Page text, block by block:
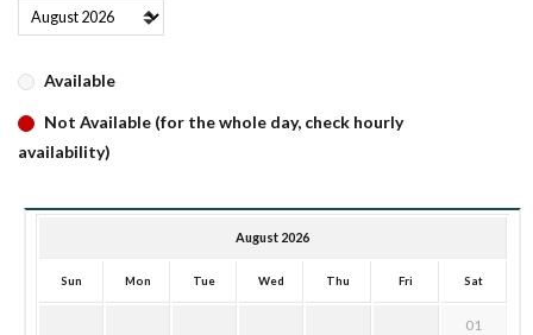
Available
Not Available (for the whole day, check hourly
availability)
August 2026
Sun Mon Tue Wed Thu Fri Sat
01